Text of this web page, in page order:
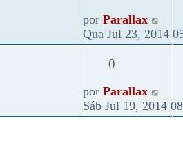
por Parallax
Qua Jul 23, 2014
0
por Parallax
Sáb Jul 19, 2014